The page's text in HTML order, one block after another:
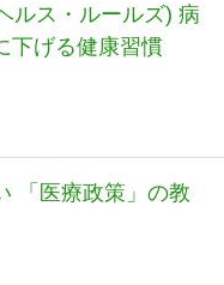
ルス・ルールズ) 病
下げる健康習慣
「医療政策」の教